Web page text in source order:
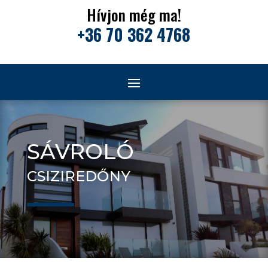
Hívjon még ma!
+36 70 362 4768
SÁVROLÓ
CSIZIREDŐNY